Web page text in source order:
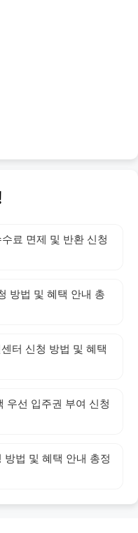
료 면제 및 반환 신청
방법 및 혜택 안내 총
터 신청 방법 및 혜택
우선 입주권 부여 신청
법 및 혜택 안내 총정